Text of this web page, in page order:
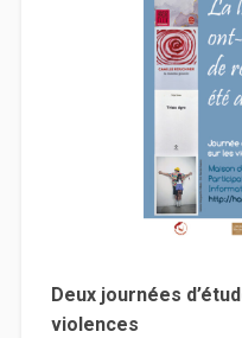
Deux journées
violences